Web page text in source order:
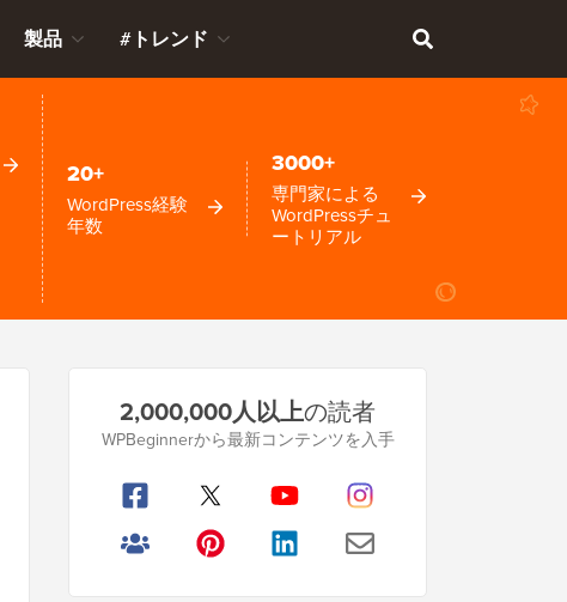
製品 #トレンド
20+
WordPress経験
年数
3000+
専門家による
WordPressチュ
ートリアル
2,000,000人以上の読者
WPBeginnerから最新コンテンツを入手